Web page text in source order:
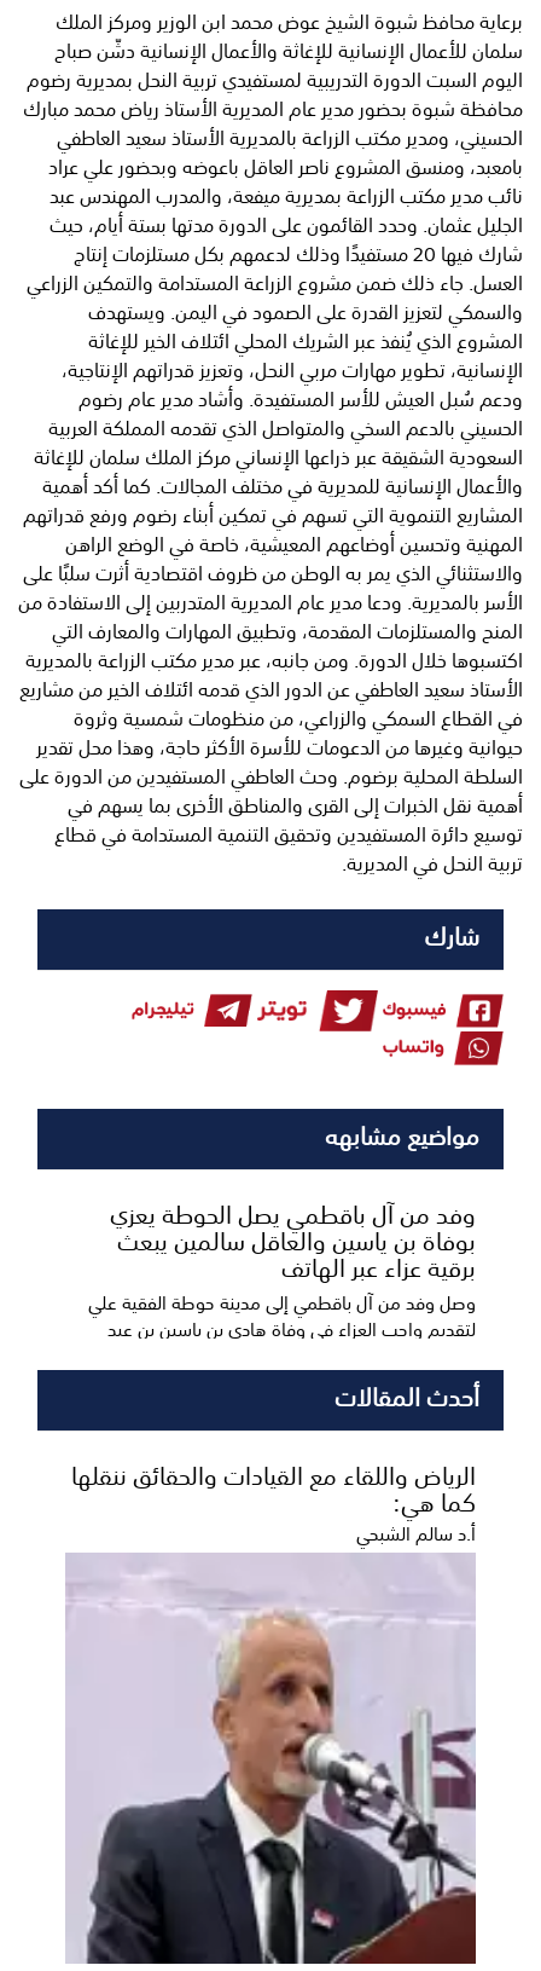
برعاية محافظ شبوة الشيخ عوض محمد ابن الوزير ومركز الملك
سلمان للأعمال الإنسانية للإغاثة والأعمال الإنسانية دشّن صباح
اليوم السبت الدورة التدريبية لمستفيدي تربية النحل بمديرية رضوم
محافظة شبوة بحضور مدير عام المديرية الأستاذ رياض محمد مبارك
الحسيني، ومدير مكتب الزراعة بالمديرية الأستاذ سعيد العاطفي
بامعبد، ومنسق المشروع ناصر العاقل باعوضه وبحضور علي عراد
نائب مدير مكتب الزراعة بمديرية ميفعة، والمدرب المهندس عبد
الجليل عثمان. وحدد القائمون على الدورة مدتها بستة أيام، حيث
شارك فيها 20 مستفيدًا وذلك لدعمهم بكل مستلزمات إنتاج
العسل. جاء ذلك ضمن مشروع الزراعة المستدامة والتمكين الزراعي
والسمكي لتعزيز القدرة على الصمود في اليمن. ويستهدف
المشروع الذي يُنفذ عبر الشريك المحلي ائتلاف الخير للإغاثة
الإنسانية، تطوير مهارات مربي النحل، وتعزيز قدراتهم الإنتاجية،
ودعم سُبل العيش للأسر المستفيدة. وأشاد مدير عام رضوم
الحسيني بالدعم السخي والمتواصل الذي تقدمه المملكة العربية
السعودية الشقيقة عبر ذراعها الإنساني مركز الملك سلمان للإغاثة
والأعمال الإنسانية للمديرية في مختلف المجالات. كما أكد أهمية
المشاريع التنموية التي تسهم في تمكين أبناء رضوم ورفع قدراتهم
المهنية وتحسين أوضاعهم المعيشية، خاصة في الوضع الراهن
والاستثنائي الذي يمر به الوطن من ظروف اقتصادية أثرت سلبًا على
الأسر بالمديرية. ودعا مدير عام المديرية المتدربين إلى الاستفادة من
المنح والمستلزمات المقدمة، وتطبيق المهارات والمعارف التي
اكتسبوها خلال الدورة. ومن جانبه، عبر مدير مكتب الزراعة بالمديرية
الأستاذ سعيد العاطفي عن الدور الذي قدمه ائتلاف الخير من مشاريع
في القطاع السمكي والزراعي، من منظومات شمسية وثروة
حيوانية وغيرها من الدعومات للأسرة الأكثر حاجة، وهذا محل تقدير
السلطة المحلية برضوم. وحث العاطفي المستفيدين من الدورة على
أهمية نقل الخبرات إلى القرى والمناطق الأخرى بما يسهم في
توسيع دائرة المستفيدين وتحقيق التنمية المستدامة في قطاع
تربية النحل في المديرية.
شارك
مواضيع مشابهه
وفد من آل باقطمي يصل الحوطة يعزي
بوفاة بن ياسين والعاقل سالمين يبعث
برقية عزاء عبر الهاتف
وصل وفد من آل باقطمي إلى مدينة حوطة الفقية علي
لتقديم واجب العزاء في وفاة هادي بن ياسين بن عبد
محافظ شبوة يوجه بتسريع صرف مستحقات
3000 من المبعدين قسرًا وتسهيل
إجراءاتهم المالية
أكد محافظ محافظة شبوة رئيس المجلس المحلي، عوض
أحدث المقالات
الرياض واللقاء مع القيادات والحقائق ننقلها
كما هي:
أ.د سالم الشبحي